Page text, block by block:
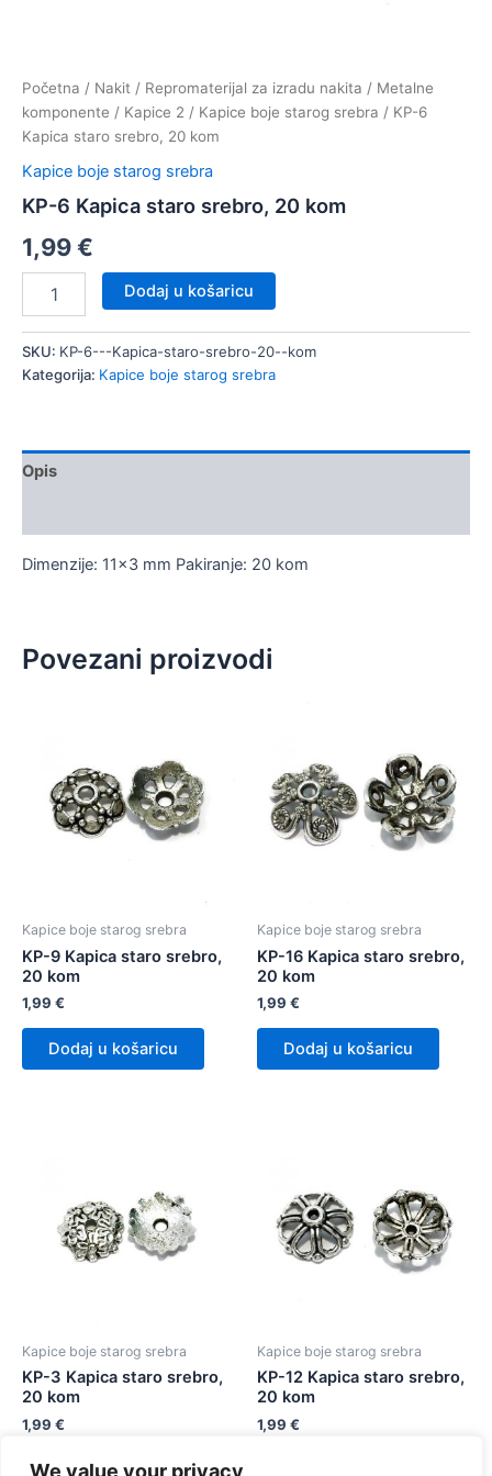
We value your privacy
Početna / Nakit / Repromaterijal za izradu nakita / Metalne
komponente / Kapice 2 / Kapice boje starog srebra / KP-6
Kapica staro srebro, 20 kom
Kapice boje starog srebra
KP-6 Kapica staro srebro, 20 kom
1,99€
staro
srebro,
Dodaj u košaricu
SKU: KP-6---Kapica-staro-srebro-20--kom
Kategorija: Kapice boje starog srebra
Opis
Dimenzije: 11×3 mm Pakiranje: 20 kom
Povezani proizvodi
Kapice boje starog srebra
KP-9 Kapica staro srebro,
20 kom
1,99 €
Dodaj u košaricu
Kapice boje starog srebra
KP-16 Kapica staro srebro,
20 kom
1,99 €
Dodaj u košaricu
Kapice boje starog srebra
KP-3 Kapica staro srebro,
20 kom
1,99 €
Dodaj u košaricu
Kapice boje starog srebra
KP-12 Kapica staro srebro,
20 kom
1,99 €